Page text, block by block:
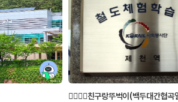
👩‍❤️‍💋‍👩친구랑뚜벅이(백두대간협곡